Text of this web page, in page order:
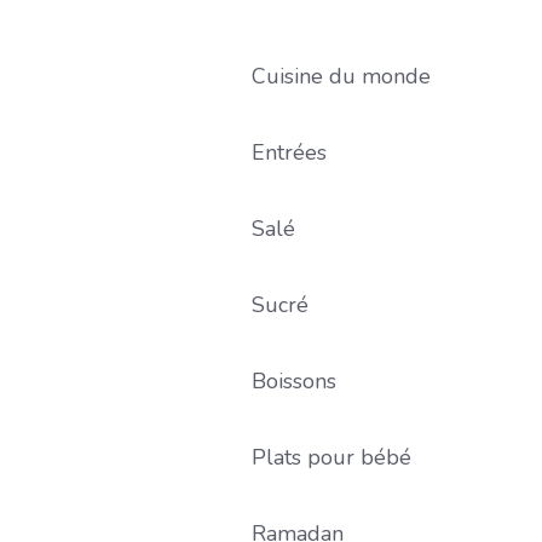
Cuisine du monde
Entrées
Salé
Sucré
Boissons
Plats pour bébé
Ramadan